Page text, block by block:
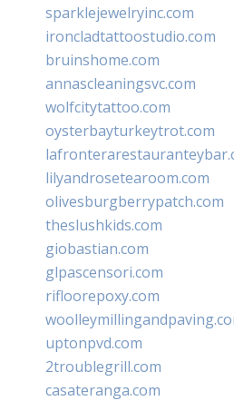
sparklejewelryinc.com
ironcladtattoostudio.com
bruinshome.com
annascleaningsvc.com
wolfcitytattoo.com
oysterbayturkeytrot.com
lilyandrosetearoom.com
olivesburgberrypatch.com
theslushkids.com
giobastian.com
glpascensori.com
rifloorepoxy.com
uptonpvd.com
2troublegrill.com
casateranga.com